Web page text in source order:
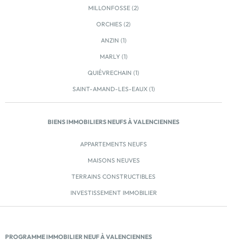
idéale pour des moments de partage dans un salon
tranquillité, tandis que des prestations de qualité
rehaussent le bien-être quotidien. Chaque logement
terrasse, balcon ou loggia, parfait pour des moments
de convivialité. Certains appartements bénéficient
MILLONFOSSE (2)
ORCHIES (2)
ANZIN (1)
MARLY (1)
QUIÉVRECHAIN (1)
SAINT-AMAND-LES-EAUX (1)
BIENS IMMOBILIERS NEUFS À VALENCIENNES
APPARTEMENTS NEUFS
MAISONS NEUVES
TERRAINS CONSTRUCTIBLES
INVESTISSEMENT IMMOBILIER
PROGRAMME IMMOBILIER NEUF À VALENCIENNES